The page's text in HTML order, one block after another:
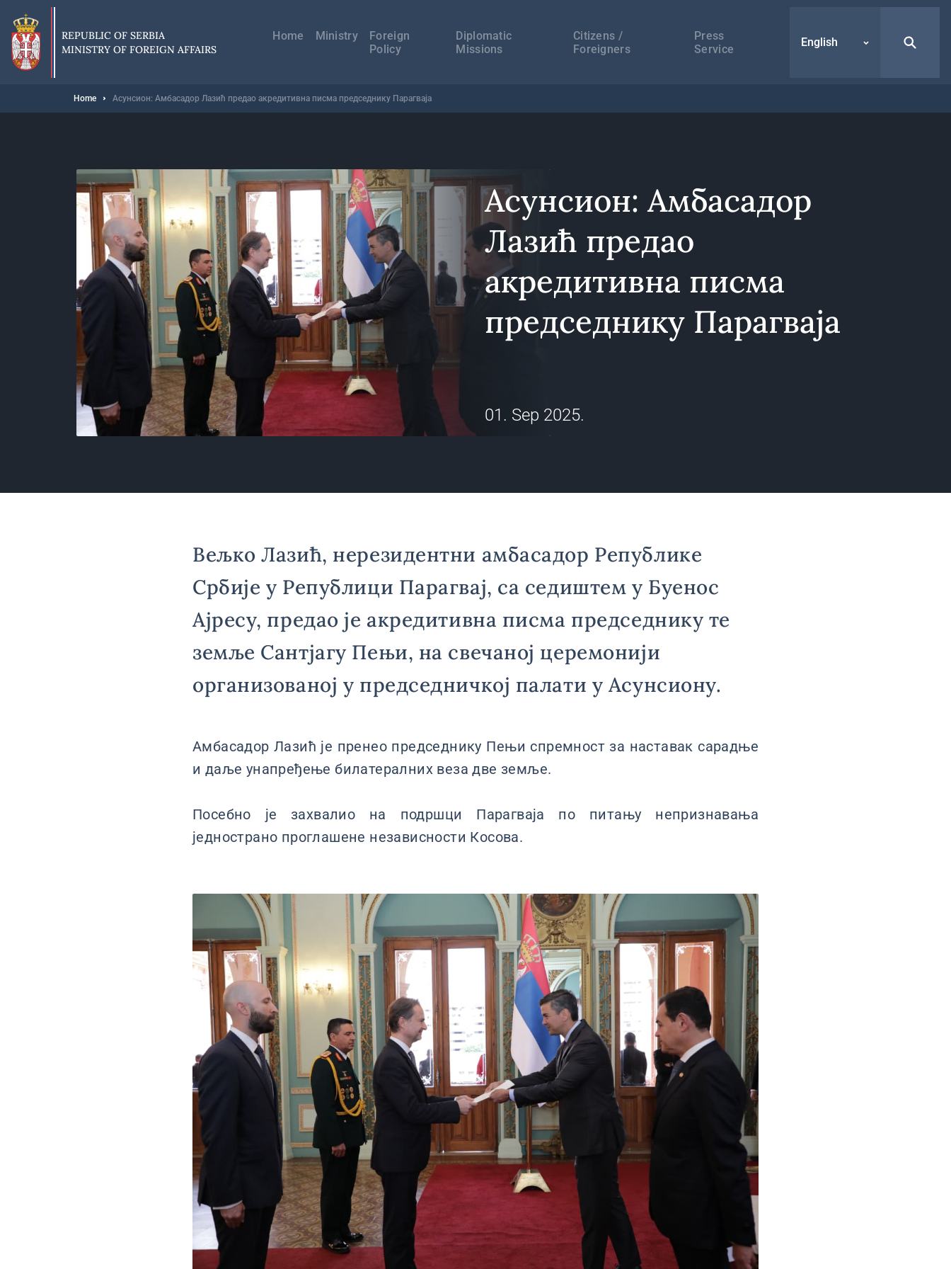
main
content
REPUBLIC OF SERBIA
MINISTRY OF FOREIGN AFFAIRS
навигација
Home Ministry
Foreign
Policy
Diplomatic
Missions
Citizens /
Foreigners
Press
Service
English
Breadcrumb
Home Асунсион: Амбасадор Лазић предао акредитивна писма председнику Парагваја
Асунсион: Амбасадор
Лазић предао
акредитивна писма
председнику Парагваја
01. Sep 2025.
Вељко Лазић, нерезидентни амбасадор Републике
Србије у Републици Парагвај, са седиштем у Буенос
Ајресу, предао је акредитивна писма председнику те
земље Сантјагу Пењи, на свечаној церемонији
организованој у председничкој палати у Асунсиону.
Амбасадор Лазић је пренео председнику Пењи спремност за наставак сарадње
и даље унапређење билатералних веза две земље.
Посебно је захвалио на подршци Парагваја по питању непризнавања
једнострано проглашене независности Косова.